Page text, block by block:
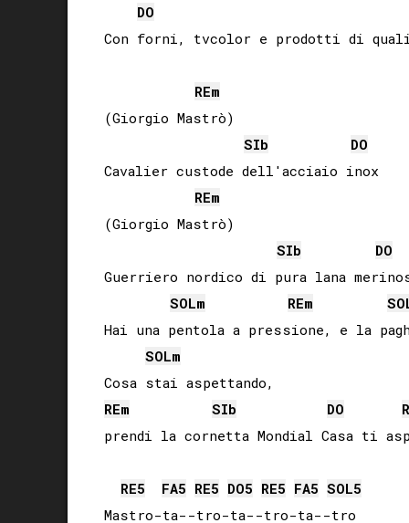
DO
Con forni, tvcolor e prodotti di
REm
(Giorgio Mastrò)
SIb
DO
Cavalier custode dell'acciaio inox
REm
(Giorgio Mastrò)
SIb
DO
Guerriero nordico di pura lana
SOLm REm
Hai una pentola a pressione, e la
SOLm
REm SIb DO
prendi la cornetta Mondial Casa ti
RE5 FA5 RE5 DO5 RE5 FA5 SOL5